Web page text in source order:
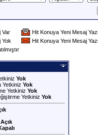
Var
Hit Konuya Yeni Mesaj
Yok
Hit Konuya Yeni Mesaj
Yok
Yetkiniz Yok
Yetkiniz Yok
Yetkiniz Yok
Açık